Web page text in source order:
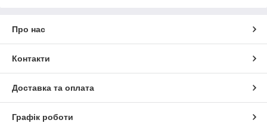
Про нас
Контакти
Доставка та оплата
Графік роботи